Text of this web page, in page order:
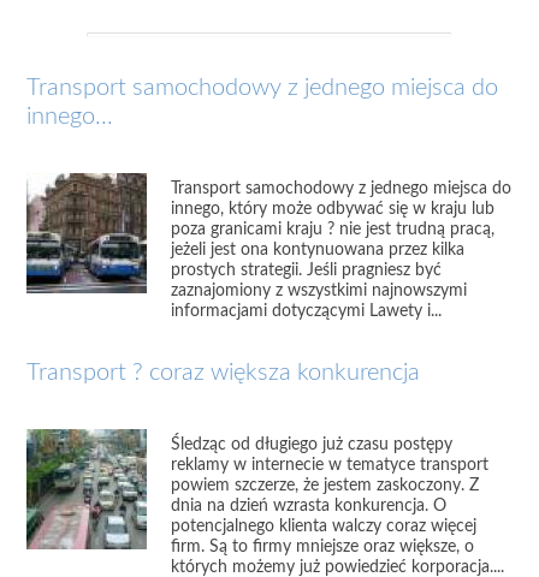
Transport samochodowy z jednego miejsca do
innego...
Transport samochodowy z jednego miejsca do
innego, który może odbywać się w kraju lub
poza granicami kraju ? nie jest trudną pracą,
jeżeli jest ona kontynuowana przez kilka
prostych strategii. Jeśli pragniesz być
zaznajomiony z wszystkimi najnowszymi
informacjami dotyczącymi Lawety i...
Transport ? coraz większa konkurencja
Śledząc od długiego już czasu postępy
reklamy w internecie w tematyce transport
powiem szczerze, że jestem zaskoczony. Z
dnia na dzień wzrasta konkurencja. O
potencjalnego klienta walczy coraz więcej
firm. Są to firmy mniejsze oraz większe, o
których możemy już powiedzieć korporacja....